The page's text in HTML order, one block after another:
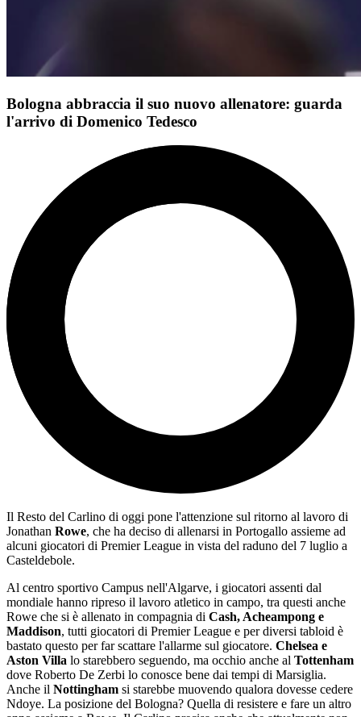
Bologna abbraccia il suo nuovo allenatore: guarda
l'arrivo di Domenico Tedesco
Il Resto del Carlino di oggi pone l'attenzione sul ritorno al lavoro di
Jonathan Rowe, che ha deciso di allenarsi in Portogallo assieme ad
alcuni giocatori di Premier League in vista del raduno del 7 luglio a
Casteldebole.
Al centro sportivo Campus nell'Algarve, i giocatori assenti dal
mondiale hanno ripreso il lavoro atletico in campo, tra questi anche
Rowe che si è allenato in compagnia di Cash, Acheampong e
Maddison, tutti giocatori di Premier League e per diversi tabloid è
bastato questo per far scattare l'allarme sul giocatore. Chelsea e
Aston Villa lo starebbero seguendo, ma occhio anche al Tottenham
dove Roberto De Zerbi lo conosce bene dai tempi di Marsiglia.
Anche il Nottingham si starebbe muovendo qualora dovesse cedere
Ndoye. La posizione del Bologna? Quella di resistere e fare un altro